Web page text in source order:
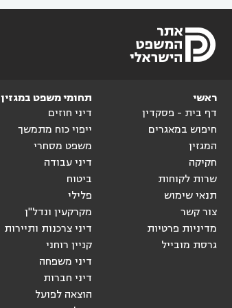
ראשי
דף בית - פסקדין
חיפוש במאגרים
המגזין
חקיקה
שרות לקוחות
תנאי שימוש
צור קשר
מדיניות פרטיות
גרסת מובייל
תחומי משפט במגזין
דיני חוזים
ייפוי כוח מתמשך
משפט מסחרי
דיני עבודה
ביטוח
פלילי
מקרקעין ונדל"ן
דיני צרכנות ותיירות
קניין רוחני
דיני משפחה
דיני חברות
הוצאה לפועל